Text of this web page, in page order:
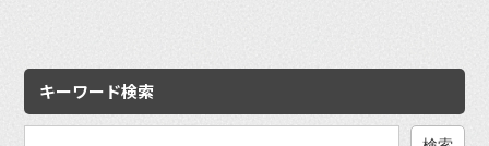
キーワード検索